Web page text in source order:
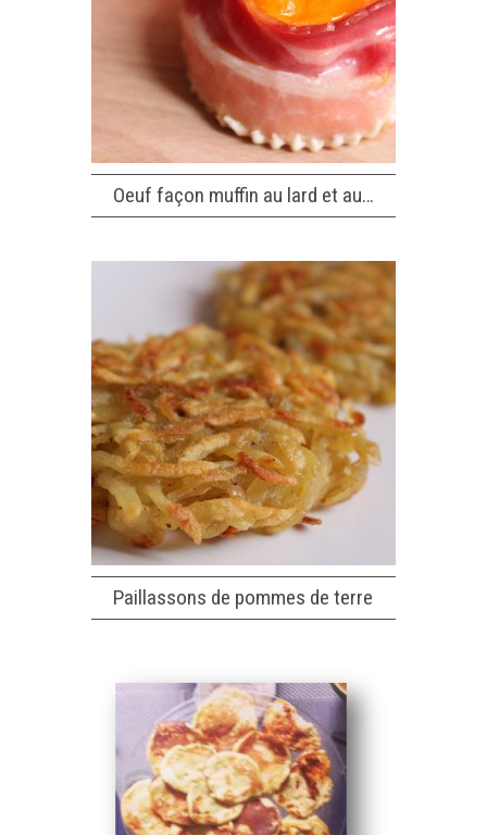
Oeuf façon muffin au lard et au…
Paillassons de pommes de terre